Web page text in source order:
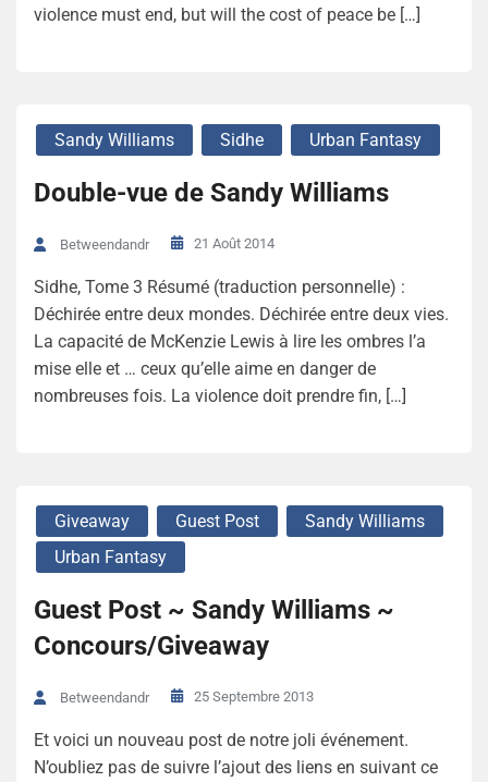
violence must end, but will the cost of peace be […]
Sandy Williams Sidhe Urban Fantasy
Double-vue de Sandy Williams
Betweendandr 21 Août 2014
Sidhe, Tome 3 Résumé (traduction personnelle) :
Déchirée entre deux mondes. Déchirée entre deux vies.
La capacité de McKenzie Lewis à lire les ombres l’a
mise elle et … ceux qu’elle aime en danger de
nombreuses fois. La violence doit prendre fin, […]
Giveaway Guest Post
Sandy Williams
Urban Fantasy
Guest Post ~ Sandy Williams ~
Concours/Giveaway
Betweendandr 25 Septembre 2013
Et voici un nouveau post de notre joli événement.
N’oubliez pas de suivre l’ajout des liens en suivant ce